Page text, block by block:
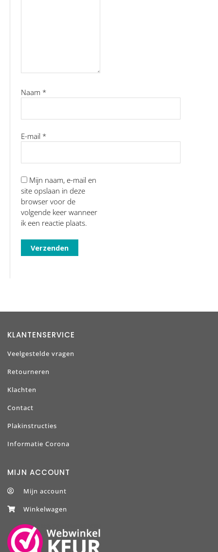
Naam *
E-mail *
Mijn naam, e-mail en
site opslaan in deze
browser voor de
volgende keer wanneer
ik een reactie plaats.
KLANTENSERVICE
Veelgestelde vragen
Retourneren
Klachten
Contact
Plakinstructies
Informatie Corona
MIJN ACCOUNT
Mijn account
Winkelwagen